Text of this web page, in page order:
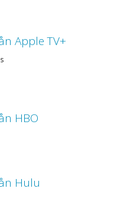
Apple TV+
HBO
Hulu